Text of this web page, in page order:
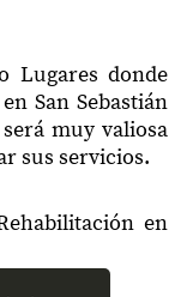
Lugares donde
San Sebastián
muy valiosa
sus servicios.
en